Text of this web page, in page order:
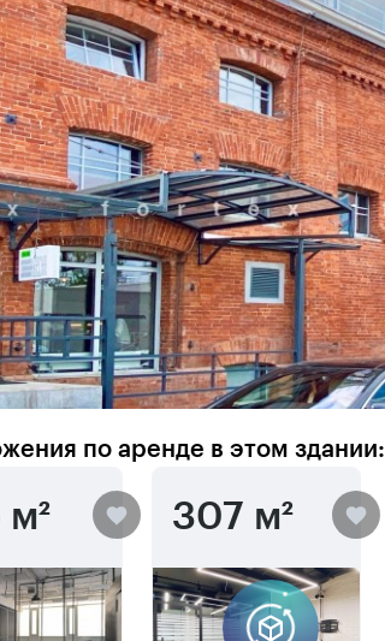
по аренде в этом здании:
м² 307 м²